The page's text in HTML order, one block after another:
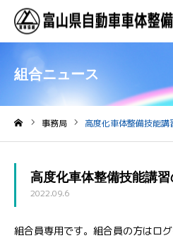
組合ニュース
事務局 高度化車体整備技能講
高度化車体整備技能講
2022.09.6
組合員専用です。組合員の方はロ